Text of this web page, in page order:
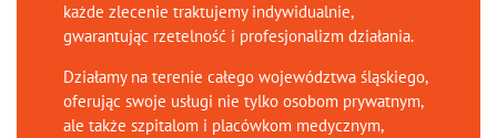
każde zlecenie traktujemy indywidualnie,
gwarantując rzetelność i profesjonalizm działania.
Działamy na terenie całego województwa śląskiego,
oferując swoje usługi nie tylko osobom prywatnym,
ale także szpitalom i placówkom medycznym,